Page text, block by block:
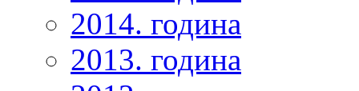
2014. година
2013. година